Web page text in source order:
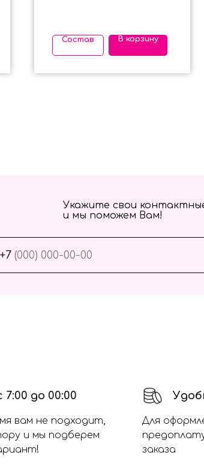
Состав В корзину
+7
Укажите свои
и мы поможем Вам!
до 00:00
вам не подходит,
и мы подберем
Для
заказа